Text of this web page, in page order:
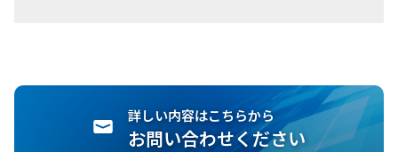
詳しい内容はこちらから
お問い合わせください